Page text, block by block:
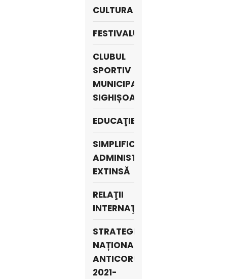
CULTURA
FESTIVALURI
CLUBUL
SPORTIV
MUNICIPAL
SIGHIȘOARA
EDUCAŢIE
SIMPLIFICARE
ADMINISTRATIVĂ
EXTINSĂ
RELAŢII
INTERNAŢIONALE
STRATEGIA
NAȚIONALĂ
ANTICORUPȚIE
2021-